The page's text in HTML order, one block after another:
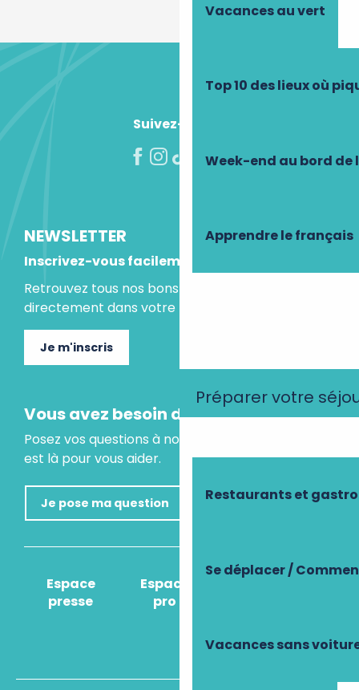
Vacances au vert
Top 10 des lieux où
Week-end au bord de
Apprendre le français
Préparer votre
Restaurants et
Se déplacer /
Vacances sans
Suivez-nous !
NEWSLETTER
Inscrivez-vous facilement
Retrouvez tous nos bons plans et idées séjours
directement dans votre boite mail.
Je m'inscris
Vous avez besoin d'un conseil ?
Posez vos questions à notre assistant virtuel, il
est là pour vous aider.
Je pose ma question
Espace
presse
Espace
pro
Comment venir